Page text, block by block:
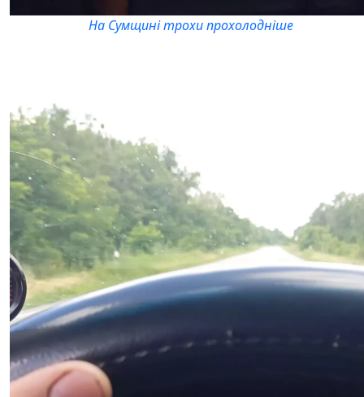
На Сумщині трохи прохолодніше